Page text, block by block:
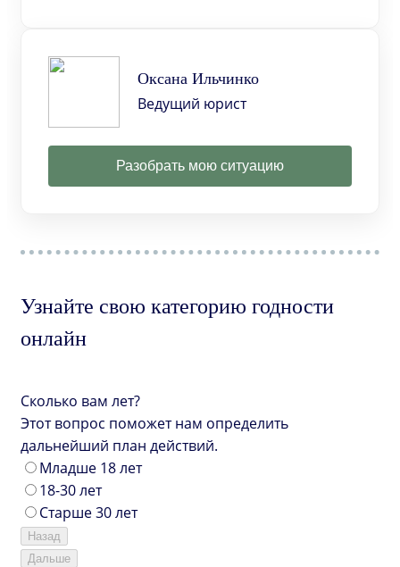
Оксана Ильчинко
Ведущий юрист
Разобрать мою ситуацию
Узнайте свою категорию годности
онлайн
Сколько вам лет?
Этот вопрос поможет нам определить
дальнейший план действий.
Младше 18 лет
18-30 лет
Старше 30 лет
Назад
Дальше